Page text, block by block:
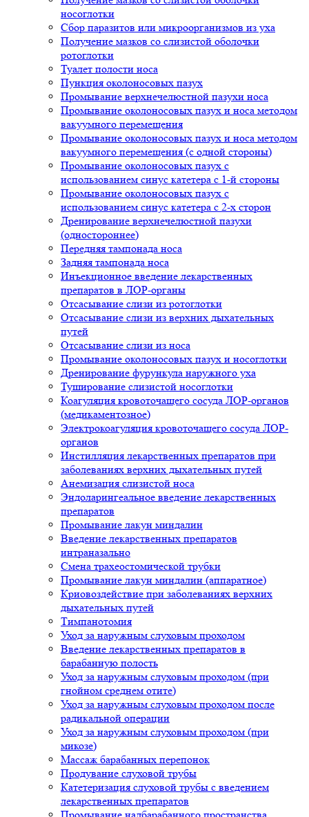
носоглотки
Сбор паразитов или микроорганизмов из уха
Получение мазков со слизистой оболочки
ротоглотки
Туалет полости носа
Пункция околоносовых пазух
Промывание верхнечелюстной пазухи носа
Промывание околоносовых пазух и носа методом
вакуумного перемещения
Промывание околоносовых пазух и носа методом
вакуумного перемещения (с одной стороны)
Промывание околоносовых пазух с
использованием синус катетера с 1-й стороны
Промывание околоносовых пазух с
использованием синус катетера с 2-х сторон
Дренирование верхнечелюстной пазухи
(одностороннее)
Передняя тампонада носа
Задняя тампонада носа
Инъекционное введение лекарственных
препаратов в ЛОР-органы
Отсасывание слизи из ротоглотки
Отсасывание слизи из верхних дыхательных
путей
Отсасывание слизи из носа
Промывание околоносовых пазух и носоглотки
Дренирование фурункула наружного уха
Туширование слизистой носоглотки
Коагуляция кровоточащего сосуда ЛОР-органов
(медикаментозное)
Электрокоагуляция кровоточащего сосуда ЛОР-
органов
Инстилляция лекарственных препаратов при
заболеваниях верхних дыхательных путей
Анемизация слизистой носа
Эндоларингеальное введение лекарственных
препаратов
Промывание лакун миндалин
Введение лекарственных препаратов
интраназально
Смена трахеостомической трубки
Промывание лакун миндалин (аппаратное)
Криовоздействие при заболеваниях верхних
дыхательных путей
Тимпанотомия
Уход за наружным слуховым проходом
Введение лекарственных препаратов в
барабанную полость
Уход за наружным слуховым проходом (при
гнойном среднем отите)
Уход за наружным слуховым проходом после
радикальной операции
Уход за наружным слуховым проходом (при
микозе)
Массаж барабанных перепонок
Продувание слуховой трубы
Катетеризация слуховой трубы с введением
лекарственных препаратов